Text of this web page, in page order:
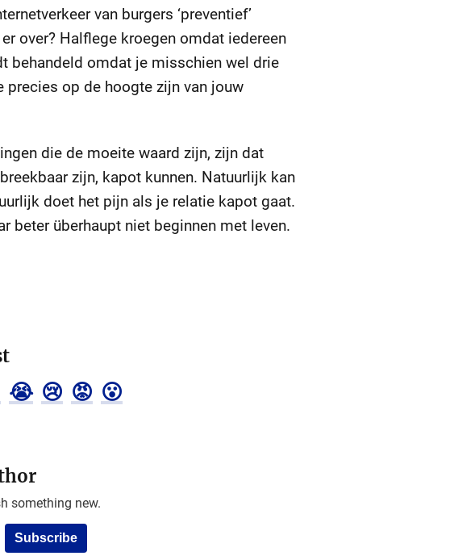
van burgers ‘preventief’
over? Halflege kroegen omdat iedereen
behandeld omdat je misschien wel drie
op de hoogte zijn van jouw
die de moeite waard zijn, zijn dat
zijn, kapot kunnen. Natuurlijk kan
doet het pijn als je relatie kapot gaat.
beter überhaupt niet beginnen met leven.
😭 😢 😡 😮
something new.
Subscribe